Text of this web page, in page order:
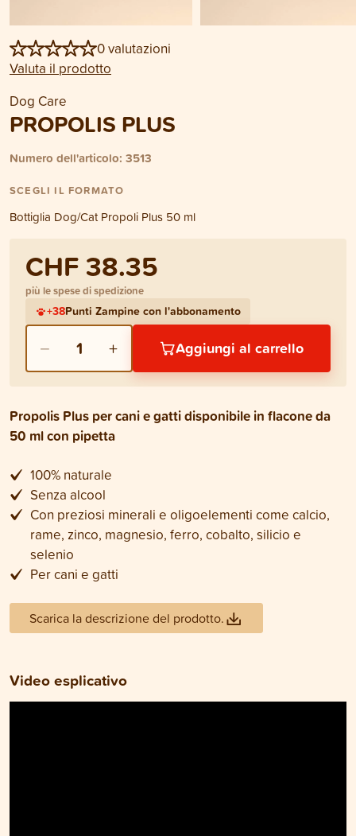
0 valutazioni
Valuta il prodotto
Dog Care
PROPOLIS PLUS
Numero dell'articolo: 3513
SCEGLI IL FORMATO
Bottiglia Dog/Cat Propoli Plus 50 ml
CHF 38.35
più le spese di spedizione
+38Punti Zampine con l'abbonamento
− 1 + Aggiungi al carrello
Propolis Plus per cani e gatti disponibile in flacone da
50 ml con pipetta
100% naturale
Senza alcool
Con preziosi minerali e oligoelementi come calcio,
rame, zinco, magnesio, ferro, cobalto, silicio e
selenio
Per cani e gatti
Scarica la descrizione del prodotto.
Video esplicativo